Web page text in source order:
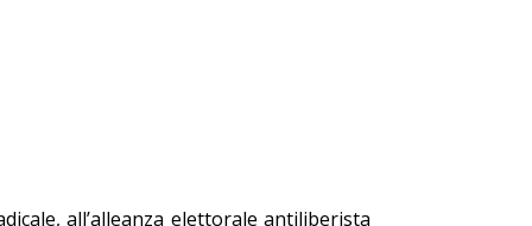
all’alleanza elettorale antiliberista